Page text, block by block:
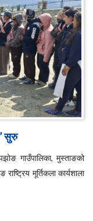
सुरु
गाउँपालिका, मुस्ताङको
मूर्तिकला कार्यशाला